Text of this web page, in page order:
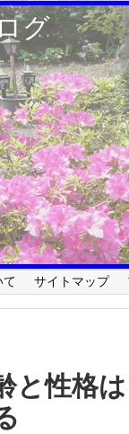
グ
て サイトマップ
と性格